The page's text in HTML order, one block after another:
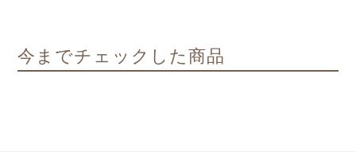
今までチェックした商品